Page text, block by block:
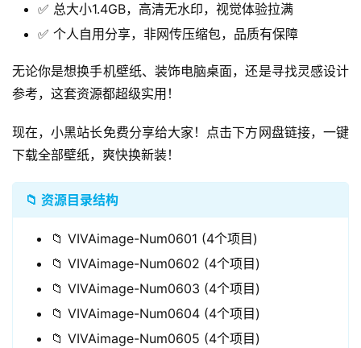
✅ 总大小1.4GB，高清无水印，视觉体验拉满
✅ 个人自用分享，非网传压缩包，品质有保障
无论你是想换手机壁纸、装饰电脑桌面，还是寻找灵感设计
参考，这套资源都超级实用！
现在，小黑站长免费分享给大家！点击下方网盘链接，一键
下载全部壁纸，爽快换新装！
📁 资源目录结构
📁 VIVAimage-Num0601 (4个项目)
📁 VIVAimage-Num0602 (4个项目)
📁 VIVAimage-Num0603 (4个项目)
📁 VIVAimage-Num0604 (4个项目)
📁 VIVAimage-Num0605 (4个项目)